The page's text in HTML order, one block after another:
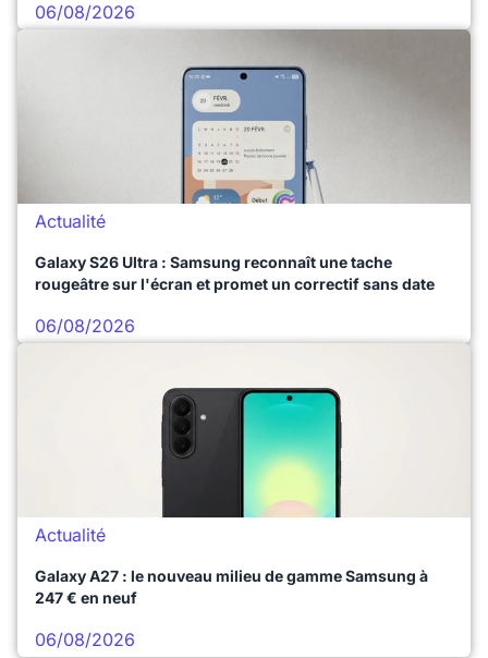
06/08/2026
Actualité
Galaxy S26 Ultra : Samsung reconnaît une tache
rougeâtre sur l'écran et promet un correctif sans date
06/08/2026
Actualité
Galaxy A27 : le nouveau milieu de gamme Samsung à
247 € en neuf
06/08/2026